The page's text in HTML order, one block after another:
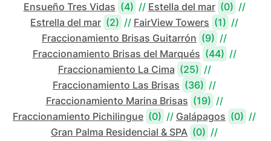
Ensueño Tres Vidas (4) // Estella del mar (0) //
Estrella del mar (2) // FairView Towers (1) //
Fraccionamiento Brisas Guitarrón (9) //
Fraccionamiento Brisas del Marqués (44) //
Fraccionamiento La Cima (25) //
Fraccionamiento Las Brisas (36) //
Fraccionamiento Marina Brisas (19) //
Fraccionamiento Pichilingue (0) // Galápagos (0) //
Gran Palma Residencial & SPA (0) //